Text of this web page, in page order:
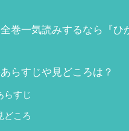
巻一気読みするなら『ひ
らすじや見どころは？
らすじ
どころ